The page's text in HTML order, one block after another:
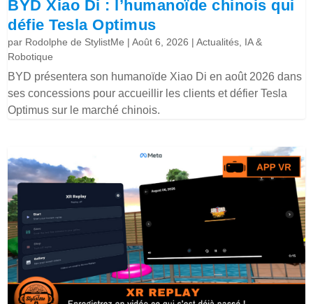
BYD Xiao Di : l’humanoïde chinois qui
défie Tesla Optimus
par Rodolphe de StylistMe |Août 6, 2026 |Actualités IA &
Robotique
BYD présentera son humanoïde Xiao Di en août 2026 dans
ses concessions pour accueillir les clients et défier Tesla
Optimus sur le marché chinois.